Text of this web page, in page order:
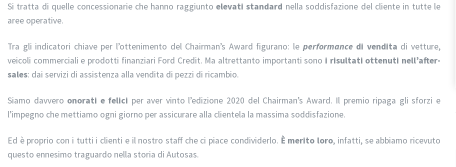
Si tratta di quelle concessionarie che hanno raggiunto elevati standard nella soddisfazione del cliente in tutte le
aree operative.
Tra gli indicatori chiave per l’ottenimento del Chairman’s Award figurano: le performance di vendita di vetture,
veicoli commerciali e prodotti finanziari Ford Credit. Ma altrettanto importanti sono i risultati ottenuti nell’after-
sales: dai servizi di assistenza alla vendita di pezzi di ricambio.
Siamo davvero onorati e felici per aver vinto l’edizione 2020 del Chairman’s Award. Il premio ripaga gli sforzi e
l’impegno che mettiamo ogni giorno per assicurare alla clientela la massima soddisfazione.
Ed è proprio con i tutti i clienti e il nostro staff che ci piace condividerlo. È merito loro, infatti, se abbiamo ricevuto
questo ennesimo traguardo nella storia di Autosas.